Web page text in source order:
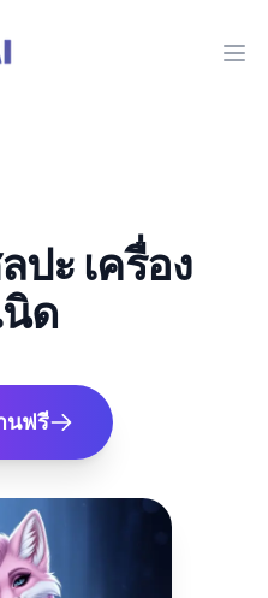
ะ เครื่อง
นิด
นฟรี